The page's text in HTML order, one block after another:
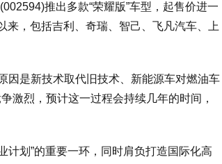
推出多款“荣耀版”车型，起售价进一
来，包括吉利、奇瑞、智己、飞凡汽车、上
因是新技术取代旧技术、新能源车对燃油车
激烈，预计这一过程会持续几年的时间，
计划”的重要一环，同时肩负打造国际化高